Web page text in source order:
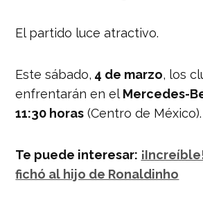
El partido luce atractivo.
Este sábado, 4 de marzo, los
enfrentarán en el Mercedes-
11:30 horas (Centro de México).
Te puede interesar:
fichó al hijo de Ronaldinho